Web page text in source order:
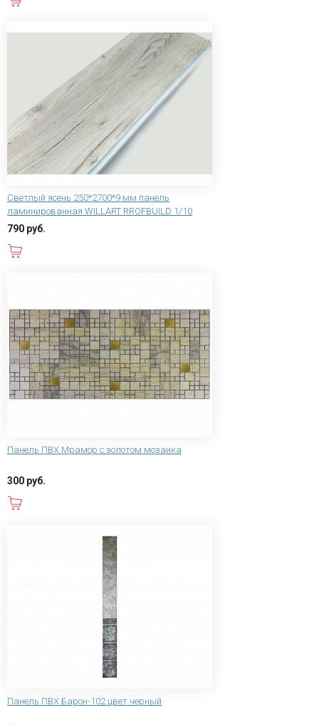
Светлый ясень 250*2700*9 мм панель
ламинированная WILLART RROFBUILD 1/10
790 руб.
Панель ПВХ Мрамор с золотом мозаика
300 руб.
Панель ПВХ Барон-102 цвет черный